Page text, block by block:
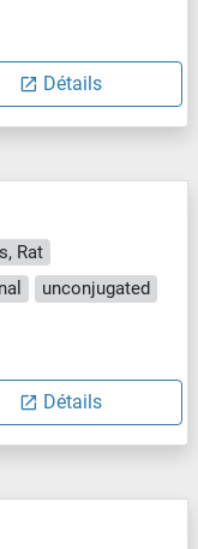
Détails
Rat
unconjugated
Détails